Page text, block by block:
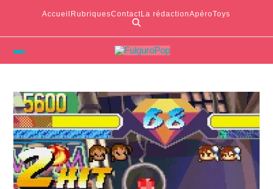
Accueil RubriquesContactLa rédactionApéroToys